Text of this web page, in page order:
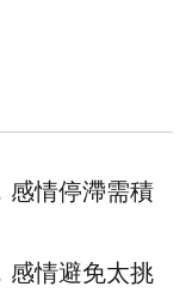
感情停滯需積
感情避免太挑